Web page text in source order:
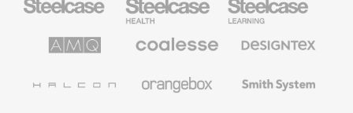
Steelcase
para
sanidad
Steelcase
para
educación
Steelcase
Solutions
premium
System